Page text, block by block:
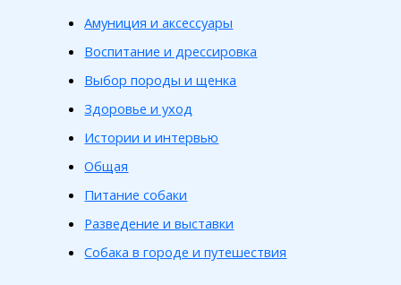
Амуниция и аксессуары
Воспитание и дрессировка
Выбор породы и щенка
Здоровье и уход
Истории и интервью
Общая
Питание собаки
Разведение и выставки
Собака в городе и путешествия